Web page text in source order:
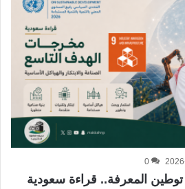
0
توطين المعرفة.. قراءة سعودية